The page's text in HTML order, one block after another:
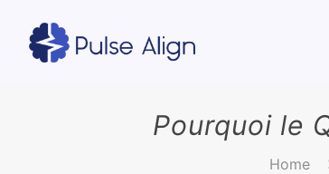
Pourquoi le
Home